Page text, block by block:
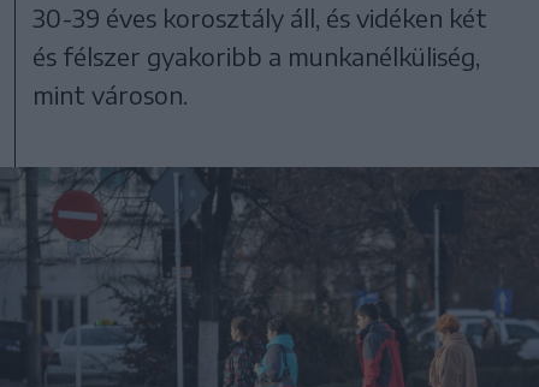
30-39 éves korosztály áll, és vidéken két
és félszer gyakoribb a munkanélküliség,
mint városon.